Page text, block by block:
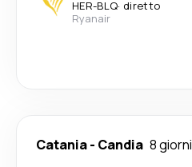
HER-BLQ· diretto
Ryanair
Catania- Candia 8 giorni